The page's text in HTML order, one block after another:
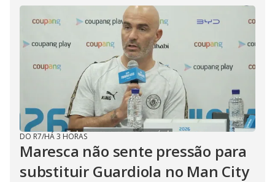
DO R7/HÁ 3 HORAS
Maresca não sente pressão para
substituir Guardiola no Man City